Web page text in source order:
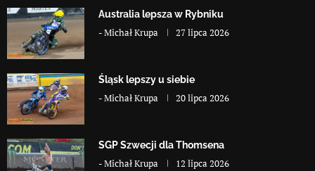
Australia lepsza w Rybniku
-Michał Krupa 27 lipca 2026
Śląsk lepszy u siebie
-Michał Krupa 20 lipca 2026
SGP Szwecji dla Thomsena
-Michał Krupa 12 lipca 2026